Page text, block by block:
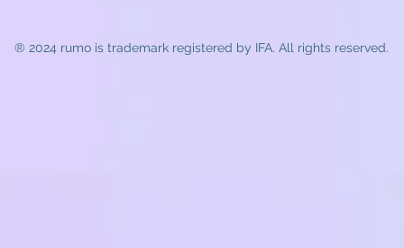
® 2024 rumo is trademark registered by IFA. All rights reserved.